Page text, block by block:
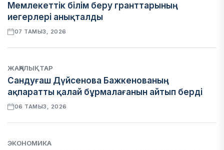
Мемлекеттік білім беру гранттарының
иегерлері анықталды
07 ТАМЫЗ, 2026
ЖАҢАЛЫҚТАР
Сандуғаш Дүйсенова Бажкенованың
ақпаратты қалай бұрмалағанын айтып берді
06 ТАМЫЗ, 2026
ЭКОНОМИКА